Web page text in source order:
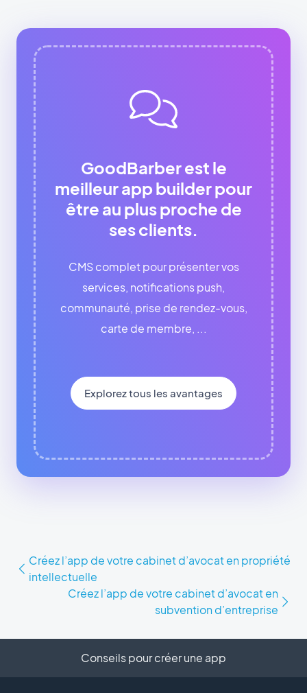
GoodBarber est le
meilleur app builder pour
être au plus proche de
ses clients.
CMS complet pour présenter vos
services, notifications push,
communauté, prise de rendez-vous,
carte de membre, ...
Explorez tous les avantages
Créez l’app de votre cabinet d’avocat en propriété
intellectuelle
Créez l’app de votre cabinet d’avocat en
subvention d’entreprise
Conseils pour créer une app